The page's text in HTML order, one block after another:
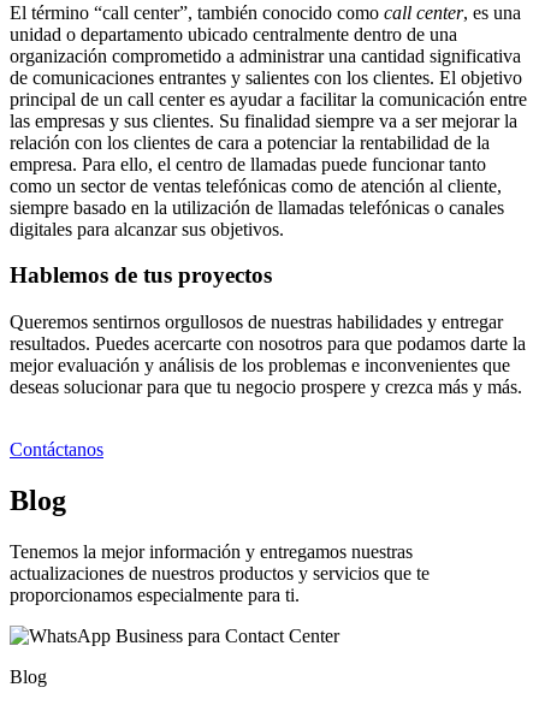
El término “call center”, también conocido como call center, es una
unidad o departamento ubicado centralmente dentro de una
organización comprometido a administrar una cantidad significativa
de comunicaciones entrantes y salientes con los clientes. El objetivo
principal de un call center es ayudar a facilitar la comunicación entre
las empresas y sus clientes. Su finalidad siempre va a ser mejorar la
relación con los clientes de cara a potenciar la rentabilidad de la
empresa. Para ello, el centro de llamadas puede funcionar tanto
como un sector de ventas telefónicas como de atención al cliente,
siempre basado en la utilización de llamadas telefónicas o canales
digitales para alcanzar sus objetivos.
Hablemos de tus proyectos
Queremos sentirnos orgullosos de nuestras habilidades y entregar
resultados. Puedes acercarte con nosotros para que podamos darte la
mejor evaluación y análisis de los problemas e inconvenientes que
deseas solucionar para que tu negocio prospere y crezca más y más.
Contáctanos
Blog
Tenemos la mejor información y entregamos nuestras
actualizaciones de nuestros productos y servicios que te
proporcionamos especialmente para ti.
Blog